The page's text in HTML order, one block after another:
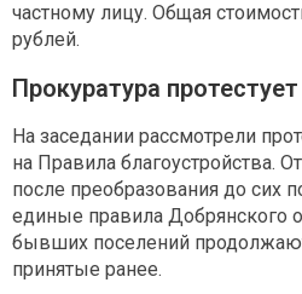
частному лицу. Общая
рублей.
Прокуратура протестует
На заседании рассмотрели
на Правила благоустройства.
после преобразования до сих
единые правила Добрянского
бывших поселений
принятые ранее.